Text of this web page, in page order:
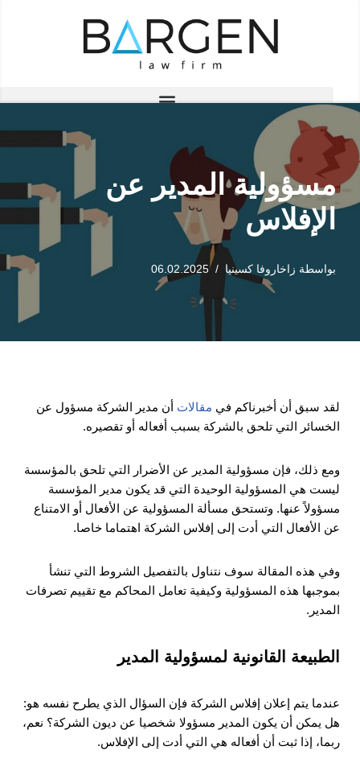
مسؤولية المدير عن
الإفلاس
بواسطة زاخاروفا كسينيا 06.02.2025
لقد سبق أن أخبرناكم في مقالات أن مدير الشركة مسؤول عن
الخسائر التي تلحق بالشركة بسبب أفعاله أو تقصيره.
ومع ذلك، فإن مسؤولية المدير عن الأضرار التي تلحق بالمؤسسة
ليست هي المسؤولية الوحيدة التي قد يكون مدير المؤسسة
مسؤولاً عنها. وتستحق مسألة المسؤولية عن الأفعال أو الامتناع
عن الأفعال التي أدت إلى إفلاس الشركة اهتماما خاصا.
وفي هذه المقالة سوف نتناول بالتفصيل الشروط التي تنشأ
بموجبها هذه المسؤولية وكيفية تعامل المحاكم مع تقييم تصرفات
المدير.
الطبيعة القانونية لمسؤولية المدير
عندما يتم إعلان إفلاس الشركة فإن السؤال الذي يطرح نفسه هو:
هل يمكن أن يكون المدير مسؤولا شخصيا عن ديون الشركة؟ نعم،
ربما، إذا ثبت أن أفعاله هي التي أدت إلى الإفلاس.